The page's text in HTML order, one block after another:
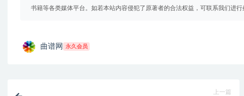
书籍等各类媒体平台。如若本站内容侵犯了原著者的合法权益，可联系我们进行
曲谱网 永久会员
上一篇